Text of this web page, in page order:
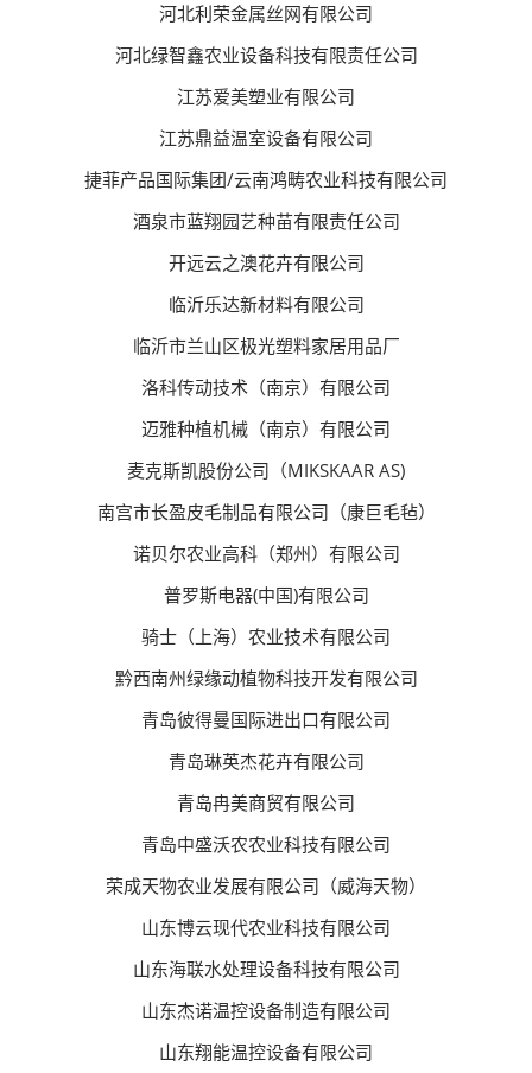
河北利荣金属丝网有限公司
河北绿智鑫农业设备科技有限责任公司
江苏爱美塑业有限公司
江苏鼎益温室设备有限公司
捷菲产品国际集团/云南鸿畴农业科技有限公司
酒泉市蓝翔园艺种苗有限责任公司
开远云之澳花卉有限公司
临沂乐达新材料有限公司
临沂市兰山区极光塑料家居用品厂
洛科传动技术（南京）有限公司
迈雅种植机械（南京）有限公司
麦克斯凯股份公司（MIKSKAAR AS)
南宫市长盈皮毛制品有限公司（康巨毛毡）
诺贝尔农业高科（郑州）有限公司
普罗斯电器(中国)有限公司
骑士（上海）农业技术有限公司
黔西南州绿缘动植物科技开发有限公司
青岛彼得曼国际进出口有限公司
青岛琳英杰花卉有限公司
青岛冉美商贸有限公司
青岛中盛沃农农业科技有限公司
荣成天物农业发展有限公司（威海天物）
山东博云现代农业科技有限公司
山东海联水处理设备科技有限公司
山东杰诺温控设备制造有限公司
山东翔能温控设备有限公司